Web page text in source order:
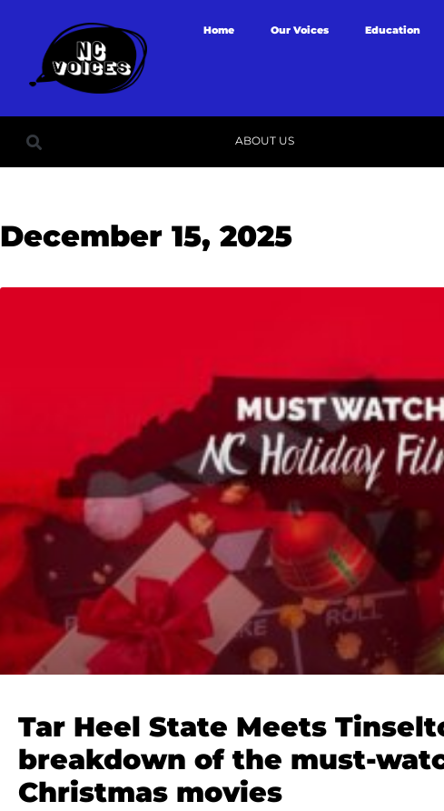
Home Our Voices Education
ABOUT US
December 15, 2025
Tar Heel State Meets
breakdown of the must-
Christmas movies